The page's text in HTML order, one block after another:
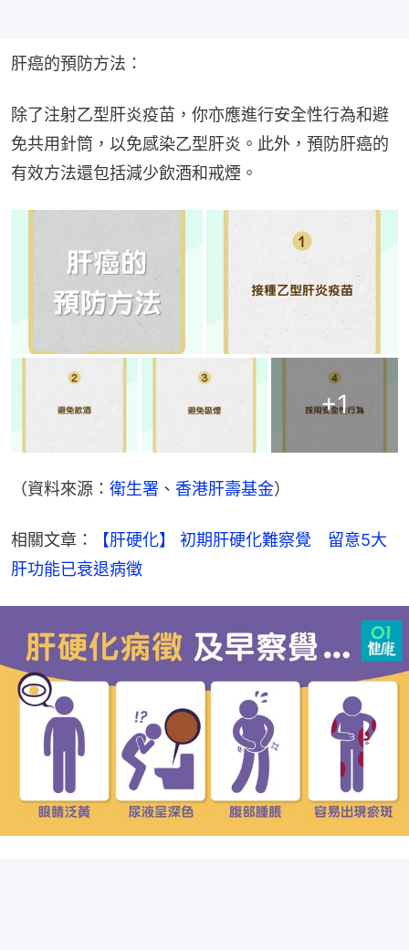
肝癌的預防方法：
除了注射乙型肝炎疫苗，你亦應進行安全性行為和避
免共用針筒，以免感染乙型肝炎。此外，預防肝癌的
有效方法還包括減少飲酒和戒煙。
+1
（資料來源： 衛生署 、 香港肝壽基金）
相關文章：
【肝硬化】 初期肝硬化難察覺　留意5大
肝功能已衰退病徵